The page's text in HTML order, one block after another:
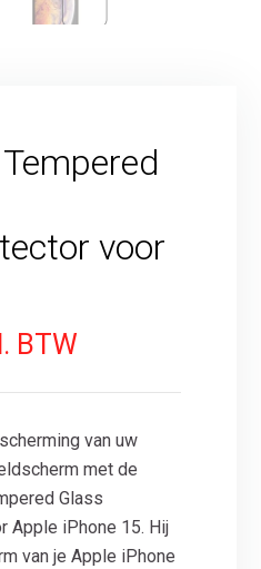
voor
BTW
van uw
met de
Glass
Apple iPhone 15. Hij
van je Apple iPhone